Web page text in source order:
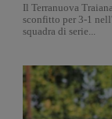
Il Terranuova
sconfitto per 3-1
squadra di serie...